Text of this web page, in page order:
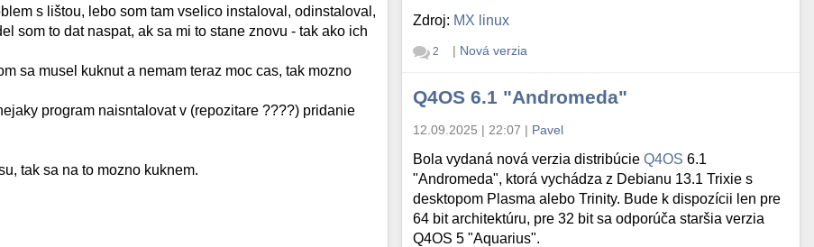
s lištou, lebo som tam vselico instaloval, odinstaloval,
som to dat naspat, ak sa mi to stane znovu - tak ako ich
sa musel kuknut a nemam teraz moc cas, tak mozno
program naisntalovat v (repozitare ????) pridanie
tak sa na to mozno kuknem.
Zdroj: MX linux
2 | Nová verzia
Q4OS 6.1 "Andromeda"
12.09.2025 | 22:07 | Pavel
Bola vydaná nová verzia distribúcieQ4OS 6.1
"Andromeda", ktorá vychádza z Debianu 13.1 Trixie s
desktopom Plasma alebo Trinity. Bude k dispozícii len pre
64 bit architektúru, pre 32 bit sa odporúča staršia verzia
Q4OS 5 "Aquarius".